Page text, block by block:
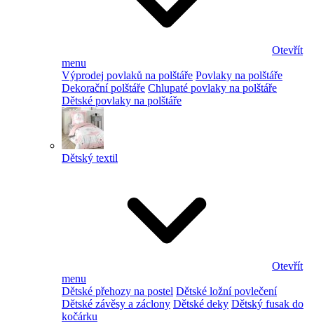
Otevřít
menu
Výprodej povlaků na polštáře Povlaky na polštáře
Dekorační polštáře Chlupaté povlaky na polštáře
Dětské povlaky na polštáře
Dětský textil
Otevřít
menu
Dětské přehozy na postel Dětské ložní povlečení
Dětské závěsy a záclony Dětské deky Dětský fusak do
kočárku